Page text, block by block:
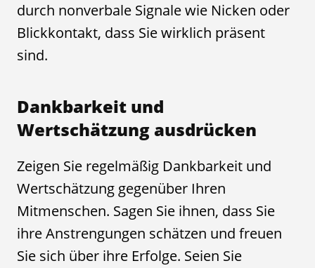
durch nonverbale Signale wie Nicken oder
Blickkontakt, dass Sie wirklich präsent
sind.
Dankbarkeit und
Wertschätzung ausdrücken
Zeigen Sie regelmäßig Dankbarkeit und
Wertschätzung gegenüber Ihren
Mitmenschen. Sagen Sie ihnen, dass Sie
ihre Anstrengungen schätzen und freuen
Sie sich über ihre Erfolge. Seien Sie